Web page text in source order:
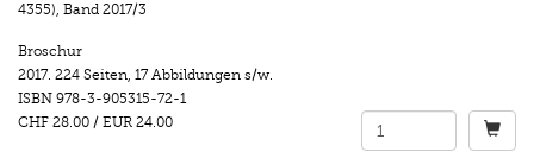
4355), Band 2017/3
Broschur
2017. 224 Seiten, 17 Abbildungen s/w.
ISBN 978-3-905315-72-1
CHF 28.00 / EUR 24.00